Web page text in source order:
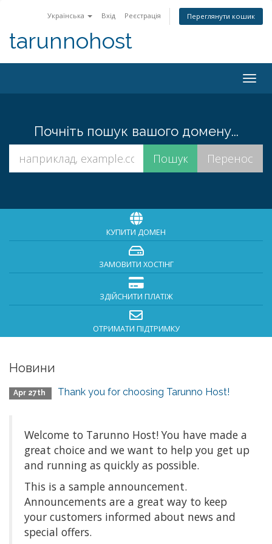
Українська Вхід Реєстрація Переглянути кошик
tarunnohost
Почніть пошук вашого домену...
КУПИТИ ДОМЕН
ЗАМОВИТИ ХОСТІНГ
ЗДІЙСНИТИ ПЛАТІЖ
ОТРИМАТИ ПІДТРИМКУ
Новини
Apr 27th Thank you for choosing Tarunno Host!
Welcome to Tarunno Host! You have made a
great choice and we want to help you get up
and running as quickly as possible.
This is a sample announcement.
Announcements are a great way to keep
your customers informed about news and
special offers.